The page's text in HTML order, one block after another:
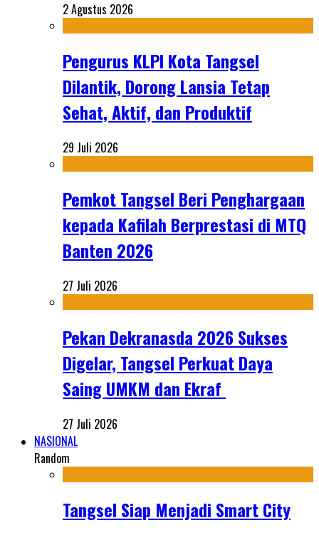
2 Agustus 2026
Pengurus KLPI Kota Tangsel
Dilantik, Dorong Lansia Tetap
Sehat, Aktif, dan Produktif
29 Juli 2026
Pemkot Tangsel Beri Penghargaan
kepada Kafilah Berprestasi di MTQ
Banten 2026
27 Juli 2026
Pekan Dekranasda 2026 Sukses
Digelar, Tangsel Perkuat Daya
Saing UMKM dan Ekraf
27 Juli 2026
NASIONAL
Random
Tangsel Siap Menjadi Smart City